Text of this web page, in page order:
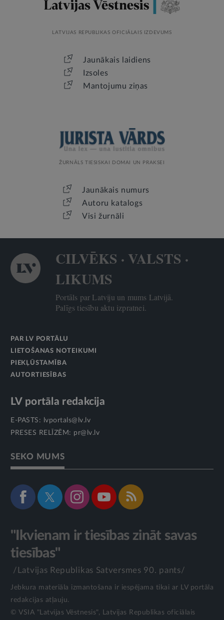
LATVIJAS REPUBLIKAS OFICIĀLAIS IZDEVUMS
Jaunākais laidiens
Izsoles
Mantojumu ziņas
ŽURNĀLS TIESISKAI DOMAI UN PRAKSEI
Jaunākais numurs
Autoru katalogs
Visi žurnāli
CILVĒKS · VALSTS ·
LIKUMS
Portāls par Latviju un mums Latvijā.
Palīgs tiesību aktu izpratnei.
PAR LV PORTĀLU
LIETOŠANAS NOTEIKUMI
PIEKĻŪSTAMĪBA
AUTORTIESĪBAS
LV portāla redakcija
E-PASTS:
lvportals@lv.lv
PRESES RELĪZĒM: pr@lv.lv
SEKO MUMS
"Ikvienam ir tiesības zināt savas
tiesības"
/Latvijas Republikas Satversmes 90. pants/
Jebkura materiāla izmantošana ir iespējama tikai ar LV portāla
redakcijas atļauju.
© VSIA "Latvijas Vēstnesis", Latvijas Republikas oficiālais